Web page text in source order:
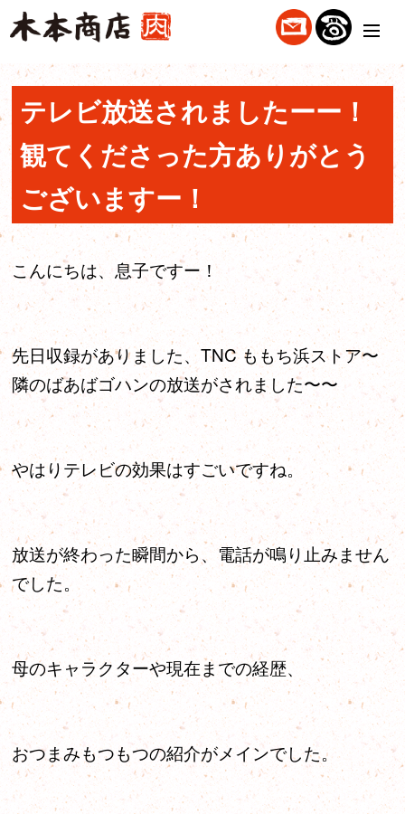
テレビ放送されましたーー！
観てくださった方ありがとう
ございますー！
こんにちは、息子ですー！
先日収録がありました、TNC ももち浜ストア〜
隣のばあばゴハンの放送がされました〜〜
やはりテレビの効果はすごいですね。
放送が終わった瞬間から、電話が鳴り止みません
でした。
母のキャラクターや現在までの経歴、
おつまみもつもつの紹介がメインでした。